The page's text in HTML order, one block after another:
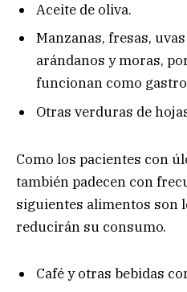
Aceite de oliva.
Manzanas, fresas,
arándanos y moras,
funcionan como
Otras verduras de
Como los pacientes con
también padecen con
siguientes alimentos son
reducirán su consumo.
Café y otras bebidas